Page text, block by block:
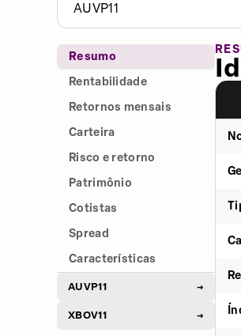
AUVP11
Resumo
Rentabilidade
Retornos mensais
Carteira
Risco e retorno
Patrimônio
Cotistas
Spread
Características
AUVP11 →
XBOV11 →